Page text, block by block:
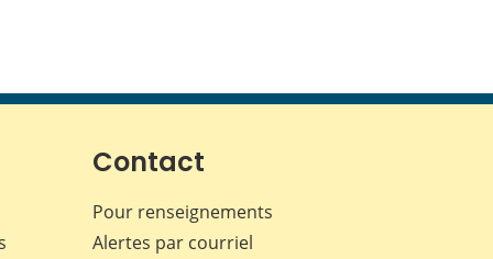
Contact
Pour renseignements
Alertes par courriel